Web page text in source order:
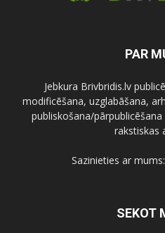
PAR
Jebkura Brivbridis.lv
modificēšana, uzglabāšana,
publiskošana/
rakstiskas
Sazinieties ar mums:
SEKOT